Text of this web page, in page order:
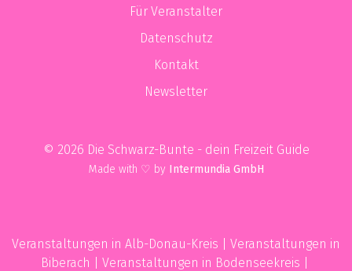
Für Veranstalter
Datenschutz
Kontakt
Newsletter
© 2026 Die Schwarz-Bunte - dein Freizeit Guide
Made with ♡ by Intermundia GmbH
Veranstaltungen in Alb-Donau-Kreis
Veranstaltungen in
Biberach
Veranstaltungen in Bodenseekreis